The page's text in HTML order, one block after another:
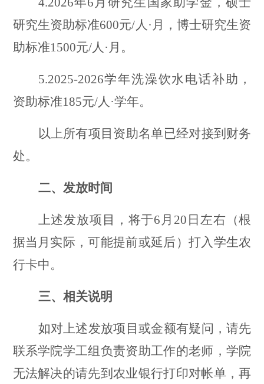
研究生资助标准600元/人·月，博士研究生资
助标准1500元/人·月。
5.2025-2026学年洗澡饮水电话补助，
资助标准185元/人·学年。
以上所有项目资助名单已经对接到财务
处。
二、发放时间
上述发放项目，将于6 月 20 日左右（根
据当月实际，可能提前或延后）打入学生农
行卡中。
三、相关说明
如对上述发放项目或金额有疑问，请先
联系学院学工组负责资助工作的老师，学院
无法解决的请先到农业银行打印对帐单，再